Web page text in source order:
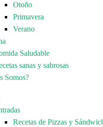
Otoño
Primavera
Verano
Saludable
sanas y sabrosas
Somos?
Recetas de Pizzas y